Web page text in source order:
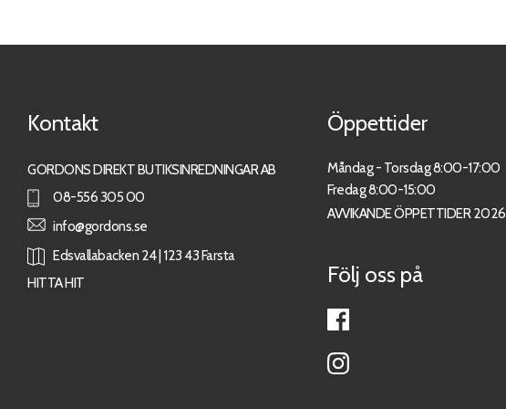
Kontakt
GORDONS DIREKT BUTIKSINREDNINGAR AB
08-556 305 00
info@gordons.se
Edsvallabacken 24 | 123 43 Farsta
HITTA HIT
Öppettider
Måndag - Torsdag 8:00-17:00
Fredag 8:00-15:00
AVVIKANDE ÖPPETTIDER 2026
Följ oss på